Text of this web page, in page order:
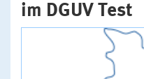
im DGUV Test